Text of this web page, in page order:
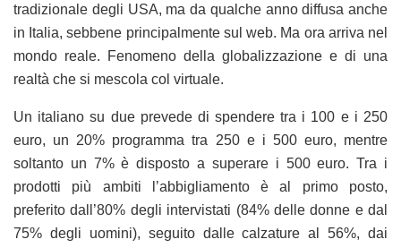
tradizionale degli USA, ma da qualche anno diffusa anche
in Italia, sebbene principalmente sul web. Ma ora arriva nel
mondo reale. Fenomeno della globalizzazione e di una
realtà che si mescola col virtuale.
Un italiano su due prevede di spendere tra i 100 e i 250
euro, un 20% programma tra 250 e i 500 euro, mentre
soltanto un 7% è disposto a superare i 500 euro. Tra i
prodotti più ambiti l’abbigliamento è al primo posto,
preferito dall’80% degli intervistati (84% delle donne e dal
75% degli uomini), seguito dalle calzature al 56%, dai